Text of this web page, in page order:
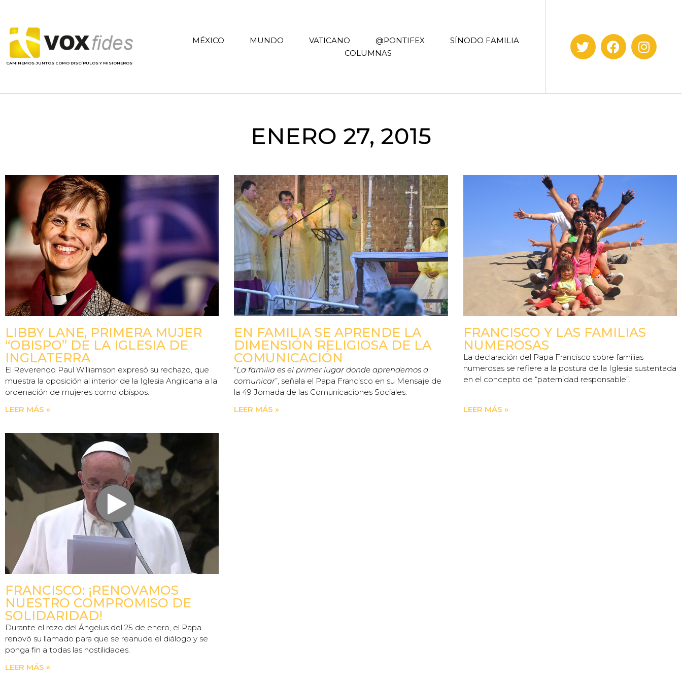
CAMINEMOS JUNTOS COMO DISCÍPULOS Y MISIONEROS
MÉXICO MUNDO VATICANO @PONTIFEX
SÍNODO FAMILIA
COLUMNAS
ENERO 27, 2015
LIBBY LANE, PRIMERA MUJER
“OBISPO” DE LA IGLESIA DE
INGLATERRA
El Reverendo Paul Williamson expresó su rechazo, que
muestra la oposición al interior de la Iglesia Anglicana a la
ordenación de mujeres como obispos.
LEER MÁS »
EN FAMILIA SE APRENDE LA
DIMENSIÓN RELIGIOSA DE LA
COMUNICACIÓN
“La familia es el primer lugar donde aprendemos a
comunicar”, señala el Papa Francisco en su Mensaje de
la 49 Jornada de las Comunicaciones Sociales.
LEER MÁS »
FRANCISCO Y LAS FAMILIAS
NUMEROSAS
La declaración del Papa Francisco sobre familias
numerosas se refiere a la postura de la Iglesia sustentada
en el concepto de “paternidad responsable”.
LEER MÁS »
FRANCISCO: ¡RENOVAMOS
NUESTRO COMPROMISO DE
SOLIDARIDAD!
Durante el rezo del Ángelus del 25 de enero, el Papa
renovó su llamado para que se reanude el diálogo y se
ponga fin a todas las hostilidades.
LEER MÁS »